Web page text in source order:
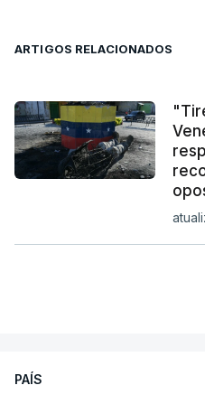
ARTIGOS RELACIONADOS
PAÍS